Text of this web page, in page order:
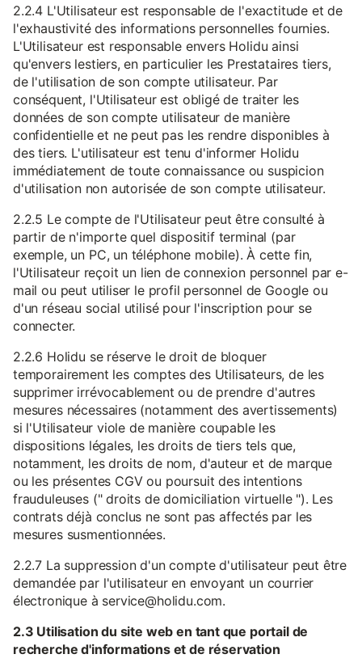
2.2.4 L'Utilisateur est responsable de l'exactitude et de
l'exhaustivité des informations personnelles fournies.
L'Utilisateur est responsable envers Holidu ainsi
qu'envers lestiers, en particulier les Prestataires tiers,
de l'utilisation de son compte utilisateur. Par
conséquent, l'Utilisateur est obligé de traiter les
données de son compte utilisateur de manière
confidentielle et ne peut pas les rendre disponibles à
des tiers. L'utilisateur est tenu d'informer Holidu
immédiatement de toute connaissance ou suspicion
d'utilisation non autorisée de son compte utilisateur.
2.2.5 Le compte de l'Utilisateur peut être consulté à
partir de n'importe quel dispositif terminal (par
exemple, un PC, un téléphone mobile). À cette fin,
l'Utilisateur reçoit un lien de connexion personnel par e-
mail ou peut utiliser le profil personnel de Google ou
d'un réseau social utilisé pour l'inscription pour se
connecter.
2.2.6 Holidu se réserve le droit de bloquer
temporairement les comptes des Utilisateurs, de les
supprimer irrévocablement ou de prendre d'autres
mesures nécessaires (notamment des avertissements)
si l'Utilisateur viole de manière coupable les
dispositions légales, les droits de tiers tels que,
notamment, les droits de nom, d'auteur et de marque
ou les présentes CGV ou poursuit des intentions
frauduleuses (" droits de domiciliation virtuelle "). Les
contrats déjà conclus ne sont pas affectés par les
mesures susmentionnées.
2.2.7 La suppression d'un compte d'utilisateur peut être
demandée par l'utilisateur en envoyant un courrier
électronique à service@holidu.com.
2.3 Utilisation du site web en tant que portail de
recherche d'informations et de réservation